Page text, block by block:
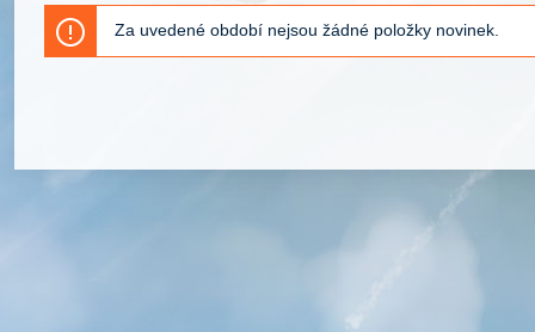
Za uvedené období nejsou žádné položky novinek.